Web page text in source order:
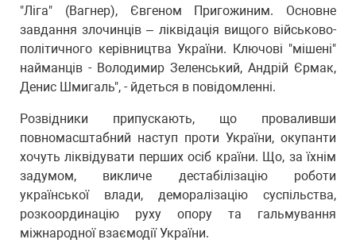
"Ліга" (Вагнер), Євгеном Пригожиним. Основне
завдання злочинців – ліквідація вищого військово-
політичного керівництва України. Ключові "мішені"
найманців - Володимир Зеленський, Андрій Єрмак,
Денис Шмигаль", - йдеться в повідомленні.
Розвідники припускають, що проваливши
повномасштабний наступ проти України, окупанти
хочуть ліквідувати перших осіб країни. Що, за їхнім
задумом, викличе дестабілізацію роботи
української влади, деморалізацію суспільства,
розкоординацію руху опору та гальмування
міжнародної взаємодії України.